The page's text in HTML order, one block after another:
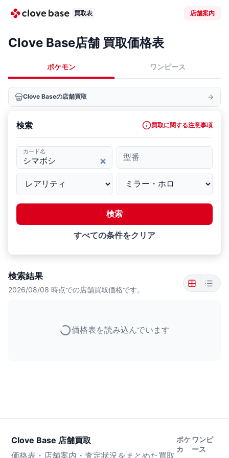
買取表 店舗案内
Clove Base店舗 買取価格表
ポケモン ワンピース
Clove Baseの店舗買取
検索 買取に関する注意事項
カード名
型番
検索
すべての条件をクリア
検索結果
2026/08/08 時点での店舗買取価格です。
価格表を読み込んでいます
Clove Base 店舗買取
価格表・店舗案内・査定状況をまとめた買取
ポケ
カ
ワンピ
ース